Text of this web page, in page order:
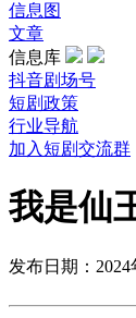
信息图
文章
信息库
抖音剧场号
短剧政策
行业导航
加入短剧交流群
我是仙
发布日期：2024